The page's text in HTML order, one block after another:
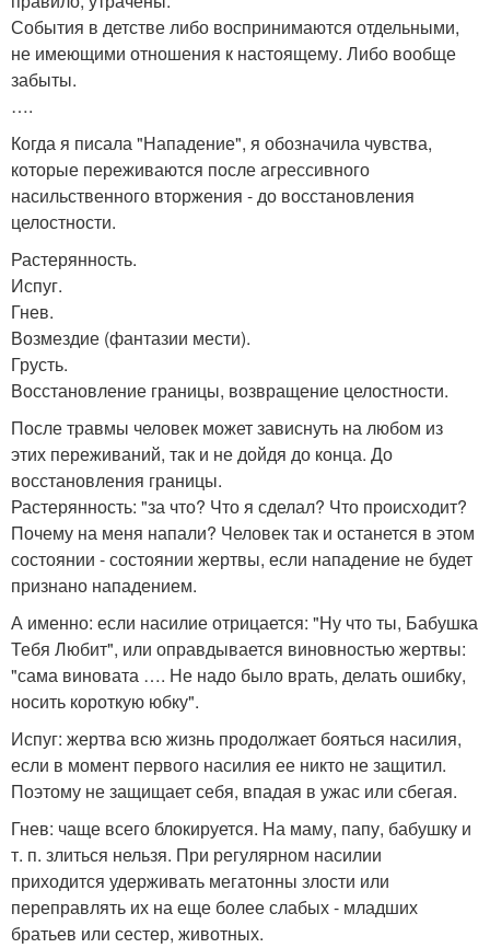
События в детстве либо воспринимаются отдельными,
не имеющими отношения к настоящему. Либо вообще
забыты.
….
Когда я писала "Нападение", я обозначила чувства,
которые переживаются после агрессивного
насильственного вторжения - до восстановления
целостности.
Растерянность.
Испуг.
Гнев.
Возмездие (фантазии мести).
Грусть.
Восстановление границы, возвращение целостности.
После травмы человек может зависнуть на любом из
этих переживаний, так и не дойдя до конца. До
восстановления границы.
Растерянность: "за что? Что я сделал? Что происходит?
Почему на меня напали? Человек так и останется в этом
состоянии - состоянии жертвы, если нападение не будет
признано нападением.
А именно: если насилие отрицается: "Ну что ты, Бабушка
Тебя Любит", или оправдывается виновностью жертвы:
"сама виновата …. Не надо было врать, делать ошибку,
носить короткую юбку".
Испуг: жертва всю жизнь продолжает бояться насилия,
если в момент первого насилия ее никто не защитил.
Поэтому не защищает себя, впадая в ужас или сбегая.
Гнев: чаще всего блокируется. На маму, папу, бабушку и
т. п. злиться нельзя. При регулярном насилии
приходится удерживать мегатонны злости или
переправлять их на еще более слабых - младших
братьев или сестер, животных.